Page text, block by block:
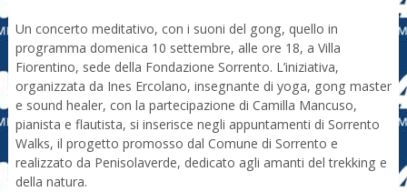
Un concerto meditativo, con i suoni del gong, quello in
programma domenica 10 settembre, alle ore 18, a Villa
Fiorentino, sede della Fondazione Sorrento. L’iniziativa,
organizzata da Ines Ercolano, insegnante di yoga, gong master
e sound healer, con la partecipazione di Camilla Mancuso,
pianista e flautista, si inserisce negli appuntamenti di Sorrento
Walks, il progetto promosso dal Comune di Sorrento e
realizzato da Penisolaverde, dedicato agli amanti del trekking e
della natura.